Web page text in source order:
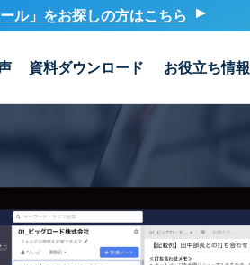
ル」をお探しの方はこちら
資料ダウンロード お役立ち情報